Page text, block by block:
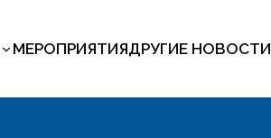
МЕРОПРИЯТИЯДРУГИЕ НОВОСТИ